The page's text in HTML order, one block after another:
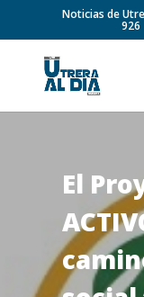
Noticias de
926
El